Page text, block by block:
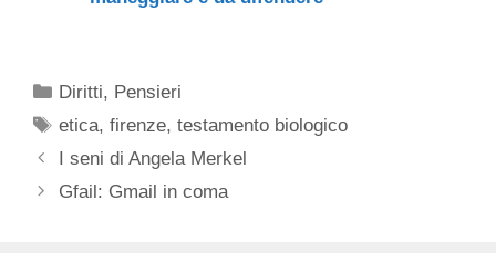
Categorie
Diritti, Pensieri
Tag
etica,firenze,testamento biologico
I seni di Angela Merkel
Gfail: Gmail in coma